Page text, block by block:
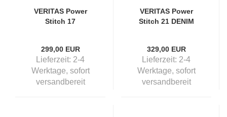
VERITAS Power
Stitch 17
299,00 EUR
Lieferzeit: 2-4
Werktage, sofort
versandbereit
VERITAS Power
Stitch 21 DENIM
329,00 EUR
Lieferzeit: 2-4
Werktage, sofort
versandbereit